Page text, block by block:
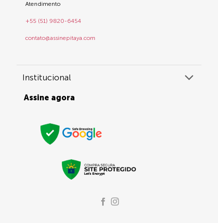
Atendimento
+55 (51) 9820-6454
contato@assinepitaya.com
Institucional
Assine agora